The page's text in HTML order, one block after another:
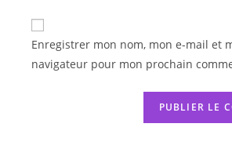
Enregistrer mon nom, mon e-mail et
navigateur pour mon prochain